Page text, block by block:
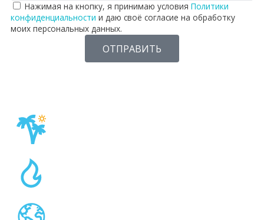
Нажимая на кнопку, я принимаю условия Политики
конфиденциальности и даю своё согласие на обработку
моих персональных данных.
ОТПРАВИТЬ